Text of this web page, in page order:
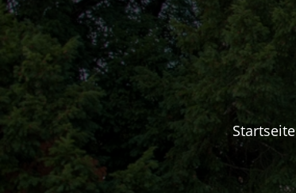
Springe
zum
Inhalt
Startseite